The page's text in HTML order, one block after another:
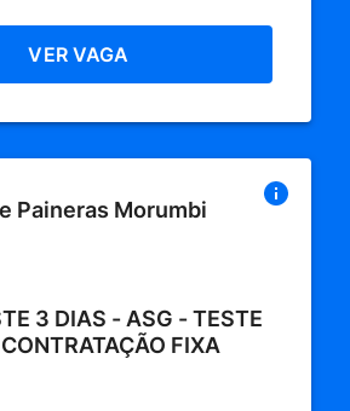
VER VAGA
Paineras Morumbi
3 DIAS - ASG - TESTE
FIXA